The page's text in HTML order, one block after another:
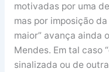
motivadas por uma
mas por imposição
maior” avança ainda
Mendes. Em tal caso
sinalizada ou de